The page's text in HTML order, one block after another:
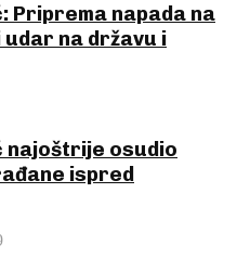
Priprema napada na
na državu i
najoštrije osudio
ispred